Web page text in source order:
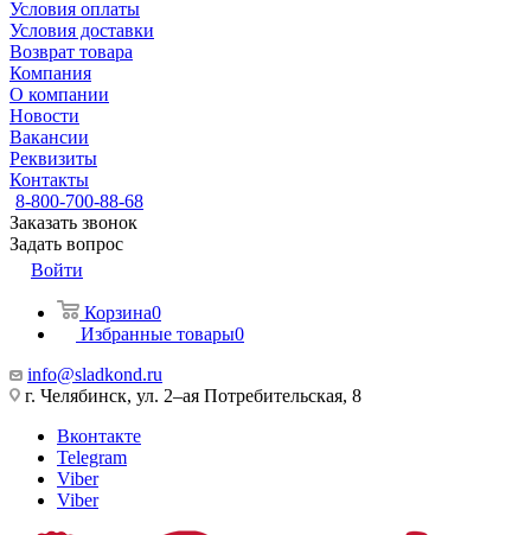
Условия оплаты
Условия доставки
Возврат товара
Компания
О компании
Новости
Вакансии
Реквизиты
Контакты
8-800-700-88-68
Заказать звонок
Задать вопрос
Войти
Корзина0
Избранные товары0
info@sladkond.ru
г. Челябинск, ул. 2–ая Потребительская, 8
Вконтакте
Telegram
Viber
Viber